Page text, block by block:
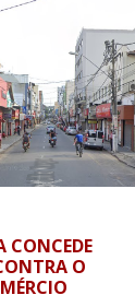
CONCEDE
O